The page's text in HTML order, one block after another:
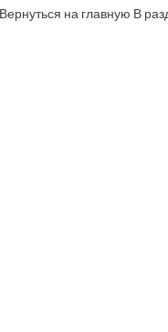
на главную В